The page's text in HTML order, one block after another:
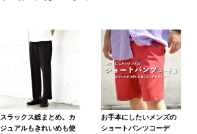
スラックス総まとめ。カ
ジュアルもきれいめも使
お手本にしたいメンズの
ショートパンツコーデ